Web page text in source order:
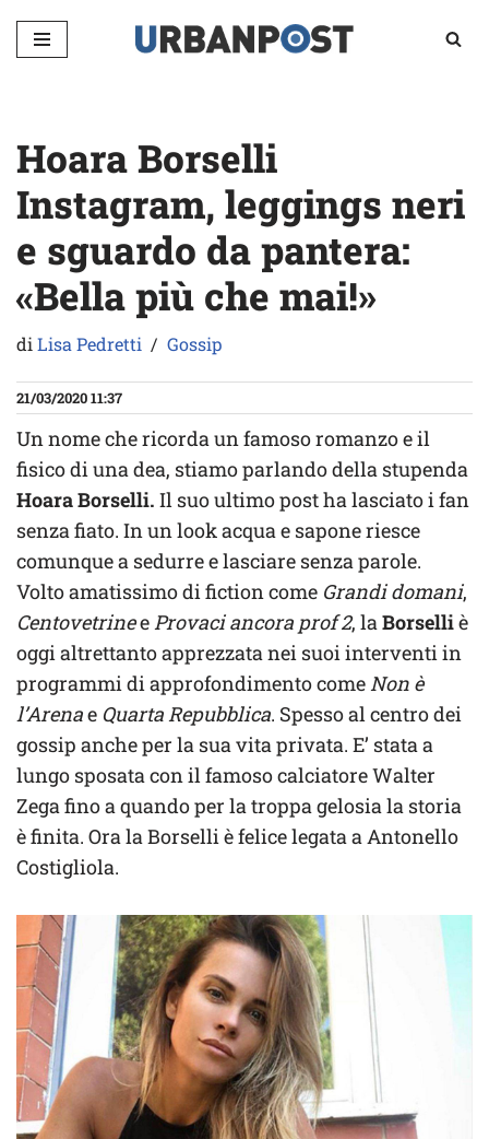
Vai
Hoara Borselli
Instagram, leggings neri
e sguardo da pantera:
«Bella più che mai!»
diLisa Pedretti Gossip
21/03/2020 11:37
Un nome che ricorda un famoso romanzo e il
fisico di una dea, stiamo parlando della stupenda
Hoara Borselli. Il suo ultimo post ha lasciato i fan
senza fiato. In un look acqua e sapone riesce
comunque a sedurre e lasciare senza parole.
Volto amatissimo di fiction come Grandi domani,
CentovetrineeProvaci ancora prof 2, laBorselliè
oggi altrettanto apprezzata nei suoi interventi in
programmi di approfondimento comeNon è
l’Arenae Quarta Repubblica. Spesso al centro dei
gossip anche per la sua vita privata. E’ stata a
lungo sposata con il famoso calciatore Walter
Zega fino a quando per la troppa gelosia la storia
è finita. Ora la Borselli è felice legata a Antonello
Costigliola.